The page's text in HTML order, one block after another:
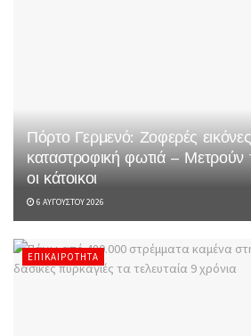
Πόρτο Γερμενό: Ζοφερές
καταστροφική φωτιά – Μετρούν
οι κάτοικοι
6 ΑΥΓΟΎΣΤΟΥ 2026
ΕΠΙΚΑΙΡΌΤΗΤΑ